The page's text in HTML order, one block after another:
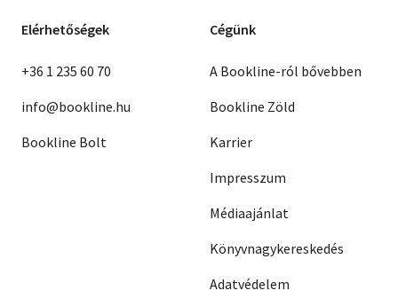
Elérhetőségek
+36 1 235 60 70
info@bookline.hu
Bookline Bolt
Cégünk
A Bookline-ról bővebben
Bookline Zöld
Karrier
Impresszum
Médiaajánlat
Könyvnagykereskedés
Adatvédelem